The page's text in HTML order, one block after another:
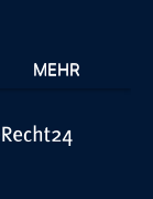
MEHR